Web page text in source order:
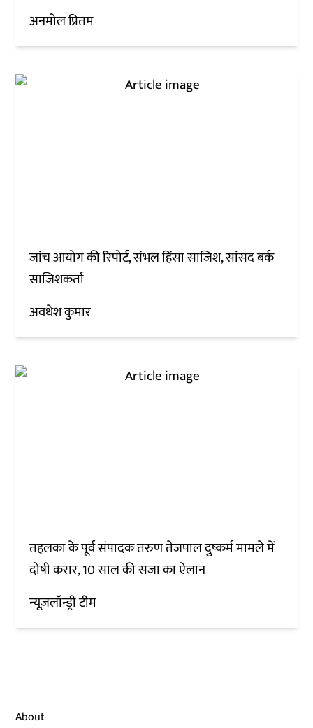
अनमोल प्रितम
जांच आयोग की रिपोर्ट, संभल हिंसा साजिश, सांसद बर्क
साजिशकर्ता
अवधेश कुमार
तहलका के पूर्व संपादक तरुण तेजपाल दुष्कर्म मामले में
दोषी करार, 10 साल की सजा का ऐलान
न्यूज़लॉन्ड्री टीम
About